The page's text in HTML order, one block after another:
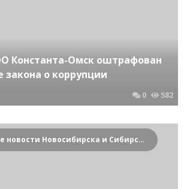
Константа-Омск оштрафован
закона о коррупции
0 582
Криминальные новости Новосибирска и Сибирского региона